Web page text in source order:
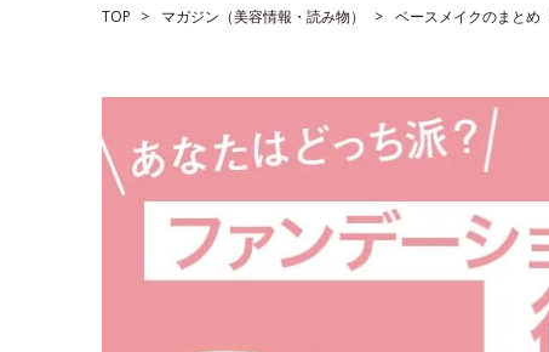
TOP マガジン（美容情報・読み物） ベースメイクのまとめ